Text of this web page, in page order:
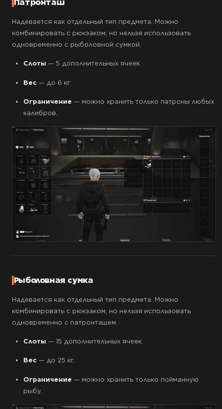
Патронташ
Надевается как отдельный тип предмета. Можно
комбинировать с рюкзаком, но нельзя использовать
одновременно с рыболовной сумкой.
Слоты — 5 дополнительных ячеек.
Вес— до 6 кг.
Ограничение — можно хранить только патроны любых
калибров.
Рыболовная сумка
Надевается как отдельный тип предмета. Можно
комбинировать с рюкзаком, но нельзя использовать
одновременно с патронташем.
Слоты — 15 дополнительных ячеек.
Вес— до 25 кг.
Ограничение — можно хранить только пойманную
рыбу.